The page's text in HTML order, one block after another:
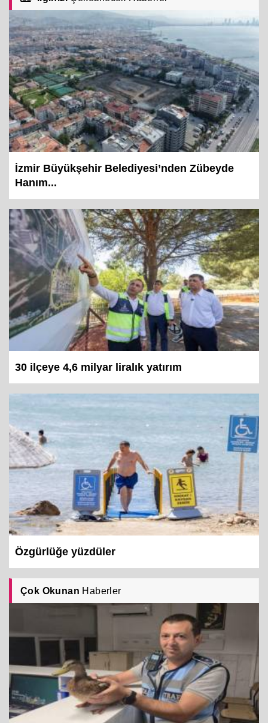
İlginiziÇekebilecek Haberler
İzmir Büyükşehir Belediyesi’nden Zübeyde
Hanım...
30 ilçeye 4,6 milyar liralık yatırım
Özgürlüğe yüzdüler
Çok OkunanHaberler